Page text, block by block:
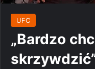
UFC
„Bardzo